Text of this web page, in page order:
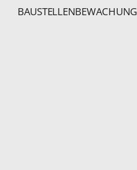
BAUSTELLENBEWACHUNG